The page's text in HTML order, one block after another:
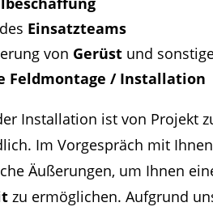
Einsatzteams
von Gerüst und
Feldmontage / Installation
Installation ist von Projekt
Im Vorgespräch mit
Äußerungen, um Ihnen
zu ermöglichen. Aufgrund